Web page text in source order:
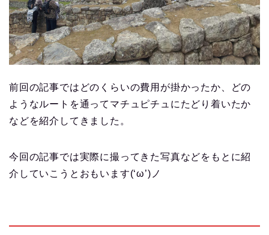
前回の記事ではどのくらいの費用が掛かったか、どの
ようなルートを通ってマチュピチュにたどり着いたか
などを紹介してきました。
今回の記事では実際に撮ってきた写真などをもとに紹
介していこうとおもいます(‘ω’)ノ